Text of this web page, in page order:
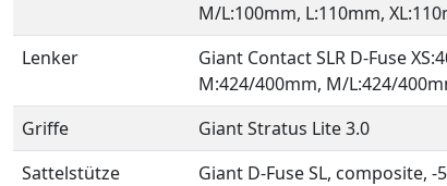
M/L:100mm, L:110mm,
Lenker
Giant Contact SLR D-Fuse
M:424/400mm, M/L:424/
Griffe
Giant Stratus Lite 3.0
Sattelstütze
Giant D-Fuse SL, composite,